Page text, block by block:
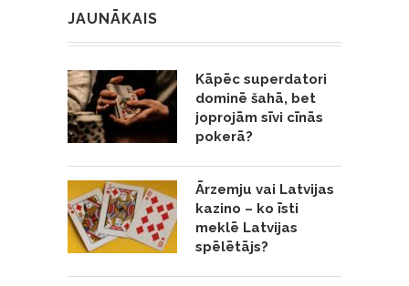
JAUNĀKAIS
Kāpēc superdatori
dominē šahā, bet
joprojām sīvi cīnās
pokerā?
Ārzemju vai Latvijas
kazino – ko īsti
meklē Latvijas
spēlētājs?